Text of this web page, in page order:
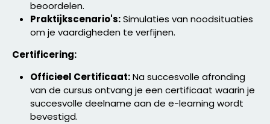
beoordelen.
Praktijkscenario's:Simulaties van noodsituaties
om je vaardigheden te verfijnen.
Certificering:
Officieel Certificaat:Na succesvolle afronding
van de cursus ontvang je een certificaat waarin je
succesvolle deelname aan de e-learning wordt
bevestigd.